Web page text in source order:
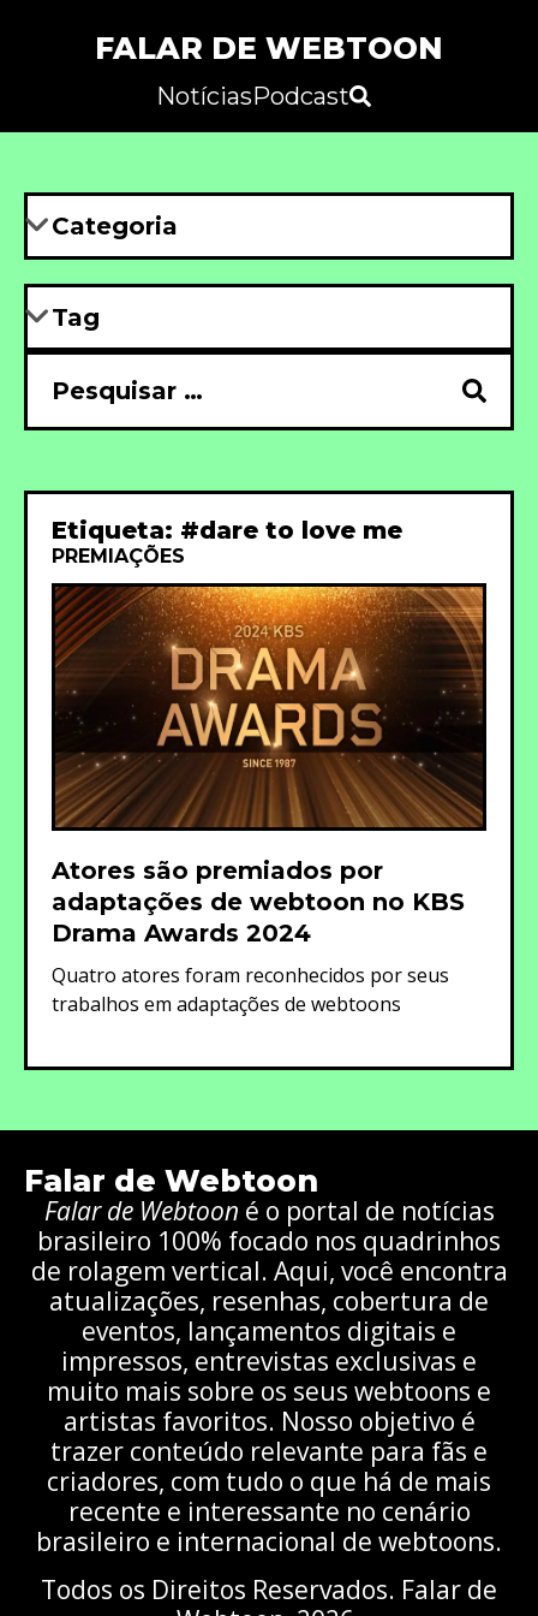
FALAR DE WEBTOON
NotíciasPodcast
Etiqueta: #dare to love me
PREMIAÇÕES
Atores são premiados por
adaptações de webtoon no KBS
Drama Awards 2024
Quatro atores foram reconhecidos por seus
trabalhos em adaptações de webtoons
Falar de Webtoon
Falar de Webtoon é o portal de notícias
brasileiro 100% focado nos quadrinhos
de rolagem vertical. Aqui, você encontra
atualizações, resenhas, cobertura de
eventos, lançamentos digitais e
impressos, entrevistas exclusivas e
muito mais sobre os seus webtoons e
artistas favoritos. Nosso objetivo é
trazer conteúdo relevante para fãs e
criadores, com tudo o que há de mais
recente e interessante no cenário
brasileiro e internacional de webtoons.
Todos os Direitos Reservados. Falar de